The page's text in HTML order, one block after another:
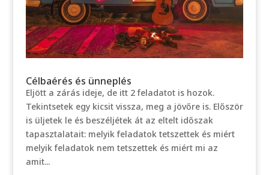
Célbaérés és ünneplés
Eljött a zárás ideje, de itt 2 feladatot is hozok.
Tekintsetek egy kicsit vissza, meg a jövőre is. Először
is üljetek le és beszéljétek át az eltelt időszak
tapasztalatait: melyik feladatok tetszettek és miért
melyik feladatok nem tetszettek és miért mi az
amit...